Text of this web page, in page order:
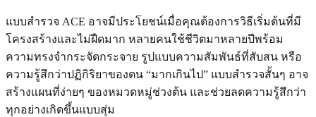
แบบสำรวจ ACE อาจมีประโยชน์เมื่อคุณต้องการวิธีเริ่มต้นที่มี
โครงสร้างและไม่ฝืดมาก หลายคนใช้ชีวิตมาหลายปีพร้อม
ความทรงจำกระจัดกระจาย รูปแบบความสัมพันธ์ที่สับสน หรือ
ความรู้สึกว่าปฏิกิริยาของตน “มากเกินไป” แบบสำรวจสั้นๆ อาจ
สร้างแผนที่ง่ายๆ ของหมวดหมู่ช่วงต้น และช่วยลดความรู้สึกว่า
ทุกอย่างเกิดขึ้นแบบสุ่ม